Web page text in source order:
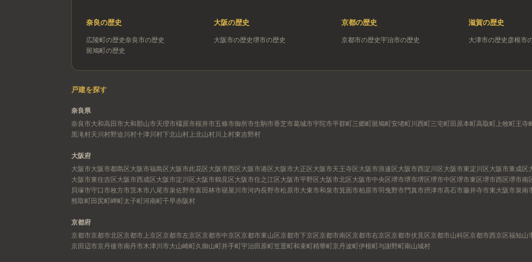
奈良の歴史
広陵町の歴史奈良市の歴史
斑鳩町の歴史
大阪の歴史
大阪市の歴史堺市の歴史
京都の歴史
京都市の歴史宇治市の歴史
滋賀の歴史
大津市の歴史 彦根市
戸建を探す
奈良県
奈良市大和高田市大和郡山市天理市橿原市桜井市五條市御所市生駒市香芝市葛城市宇陀市平群町三郷町斑鳩町安堵町川西町三宅町田原本町高取町 上牧町王寺
黒滝村天川村野迫川村十津川村下北山村 上北山村川上村東吉野村
大阪府
大阪市大阪市都島区大阪市福島区大阪市此花区大阪市西区大阪市港区大阪市大正区大阪市天王寺区大阪市浪速区大阪市西淀川区大阪市東淀川区大阪市東成区
大阪市東住吉区大阪市西成区大阪市淀川区大阪市鶴見区大阪市住之江区大阪市平野区大阪市北区大阪市中央区堺市堺市堺区堺市中区堺市東区堺市西区堺市南
貝塚市守口市枚方市茨木市八尾市泉佐野市富田林市寝屋川市河内長野市松原市大東市和泉市箕面市柏原市羽曳野市門真市摂津市高石市藤井寺市東大阪市泉南
熊取町田尻町岬町太子町河南町千早赤阪村
京都府
京都市京都市北区京都市上京区京都市左京区京都市中京区京都市東山区京都市下京区京都市南区京都市右京区京都市伏見区京都市山科区京都市西京区福知山
京田辺市京丹後市南丹市木津川市大山崎町久御山町井手町宇治田原町笠置町和束町精華町京丹波町伊根町与謝野町南山城村